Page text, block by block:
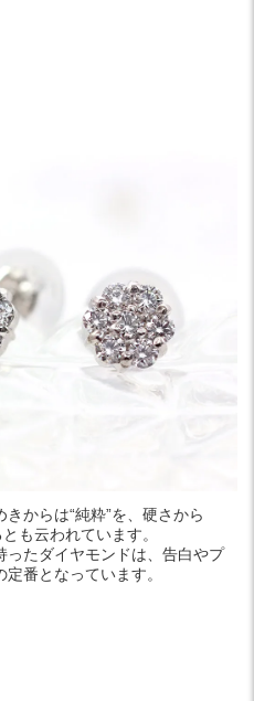
からは“純粋”を、硬さから
も云われています。
ったダイヤモンドは、告白やプ
番となっています。